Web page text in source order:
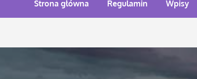
Strona główna Regulamin Wpisy